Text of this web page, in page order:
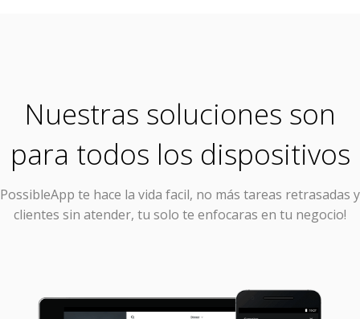
Nuestras soluciones son
para todos los dispositivos
PossibleApp te hace la vida facil, no más tareas retrasadas y
clientes sin atender, tu solo te enfocaras en tu negocio!